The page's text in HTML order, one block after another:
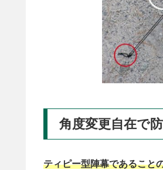
角度変更自在で
ティピー型陣幕であること